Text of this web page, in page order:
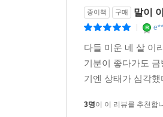
종이책 구매 말이
다들 미운 네 살 이
기분이 좋다가도
기엔 상태가 심각
3명이 이 리뷰를 추천합